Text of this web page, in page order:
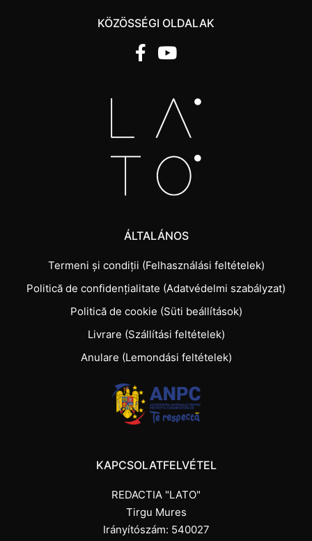
KÖZÖSSÉGI OLDALAK
ÁLTALÁNOS
Termeni și condiții (Felhasználási feltételek)
Politică de confidențialitate (Adatvédelmi szabályzat)
Politică de cookie (Süti beállítások)
Livrare (Szállítási feltételek)
Anulare (Lemondási feltételek)
KAPCSOLATFELVÉTEL
REDACTIA "LATO"
Tirgu Mures
Irányítószám: 540027